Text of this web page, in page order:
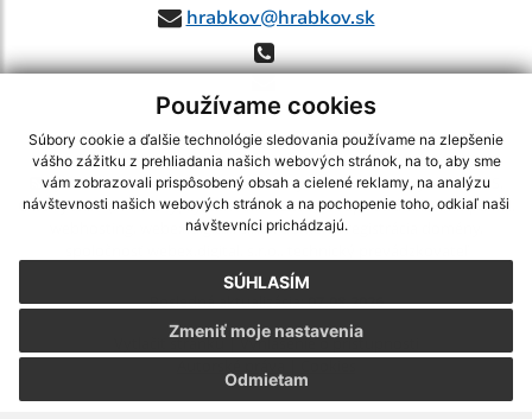
Používame cookies
Súbory cookie a ďalšie technológie sledovania používame na zlepšenie
vášho zážitku z prehliadania našich webových stránok, na to, aby sme
vám zobrazovali prispôsobený obsah a cielené reklamy, na analýzu
návštevnosti našich webových stránok a na pochopenie toho, odkiaľ naši
návštevníci prichádzajú.
SÚHLASÍM
Odmietam
Zmeniť moje nastavenia
hrabkov@hrabkov.sk
využite možnosť získavania aktuálnych informácií s využitím RSS
CMS systém (redakčný) systém ECHELON 2,Mapa stránok,web portál
webex.digital, s.r.o.,domény,registrácia domény
Posledná aktualizácia:07.08.2026
Vytlačiť stránku|Vyhlásenie o prístupnosti